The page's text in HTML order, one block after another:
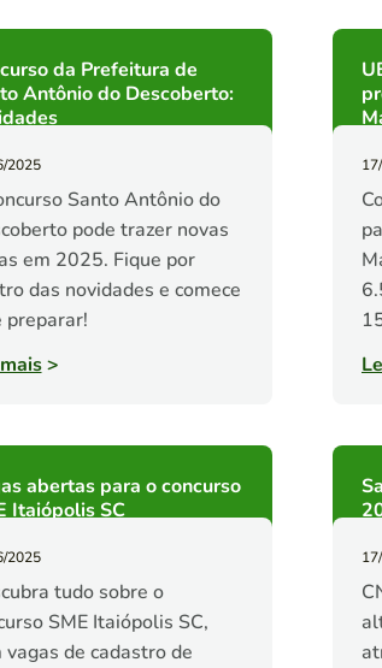
da Prefeitura de
Antônio do Descoberto:
2025
Santo Antônio do
pode trazer novas
em 2025. Fique por
das novidades e comece
preparar!
>
abertas para o concurso
Itaiópolis SC
2025
tudo sobre o
SME Itaiópolis SC,
vagas de cadastro de